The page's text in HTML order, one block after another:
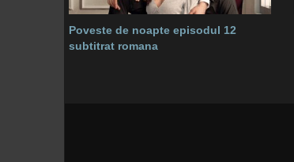
Poveste de noapte episodul 12
subtitrat romana